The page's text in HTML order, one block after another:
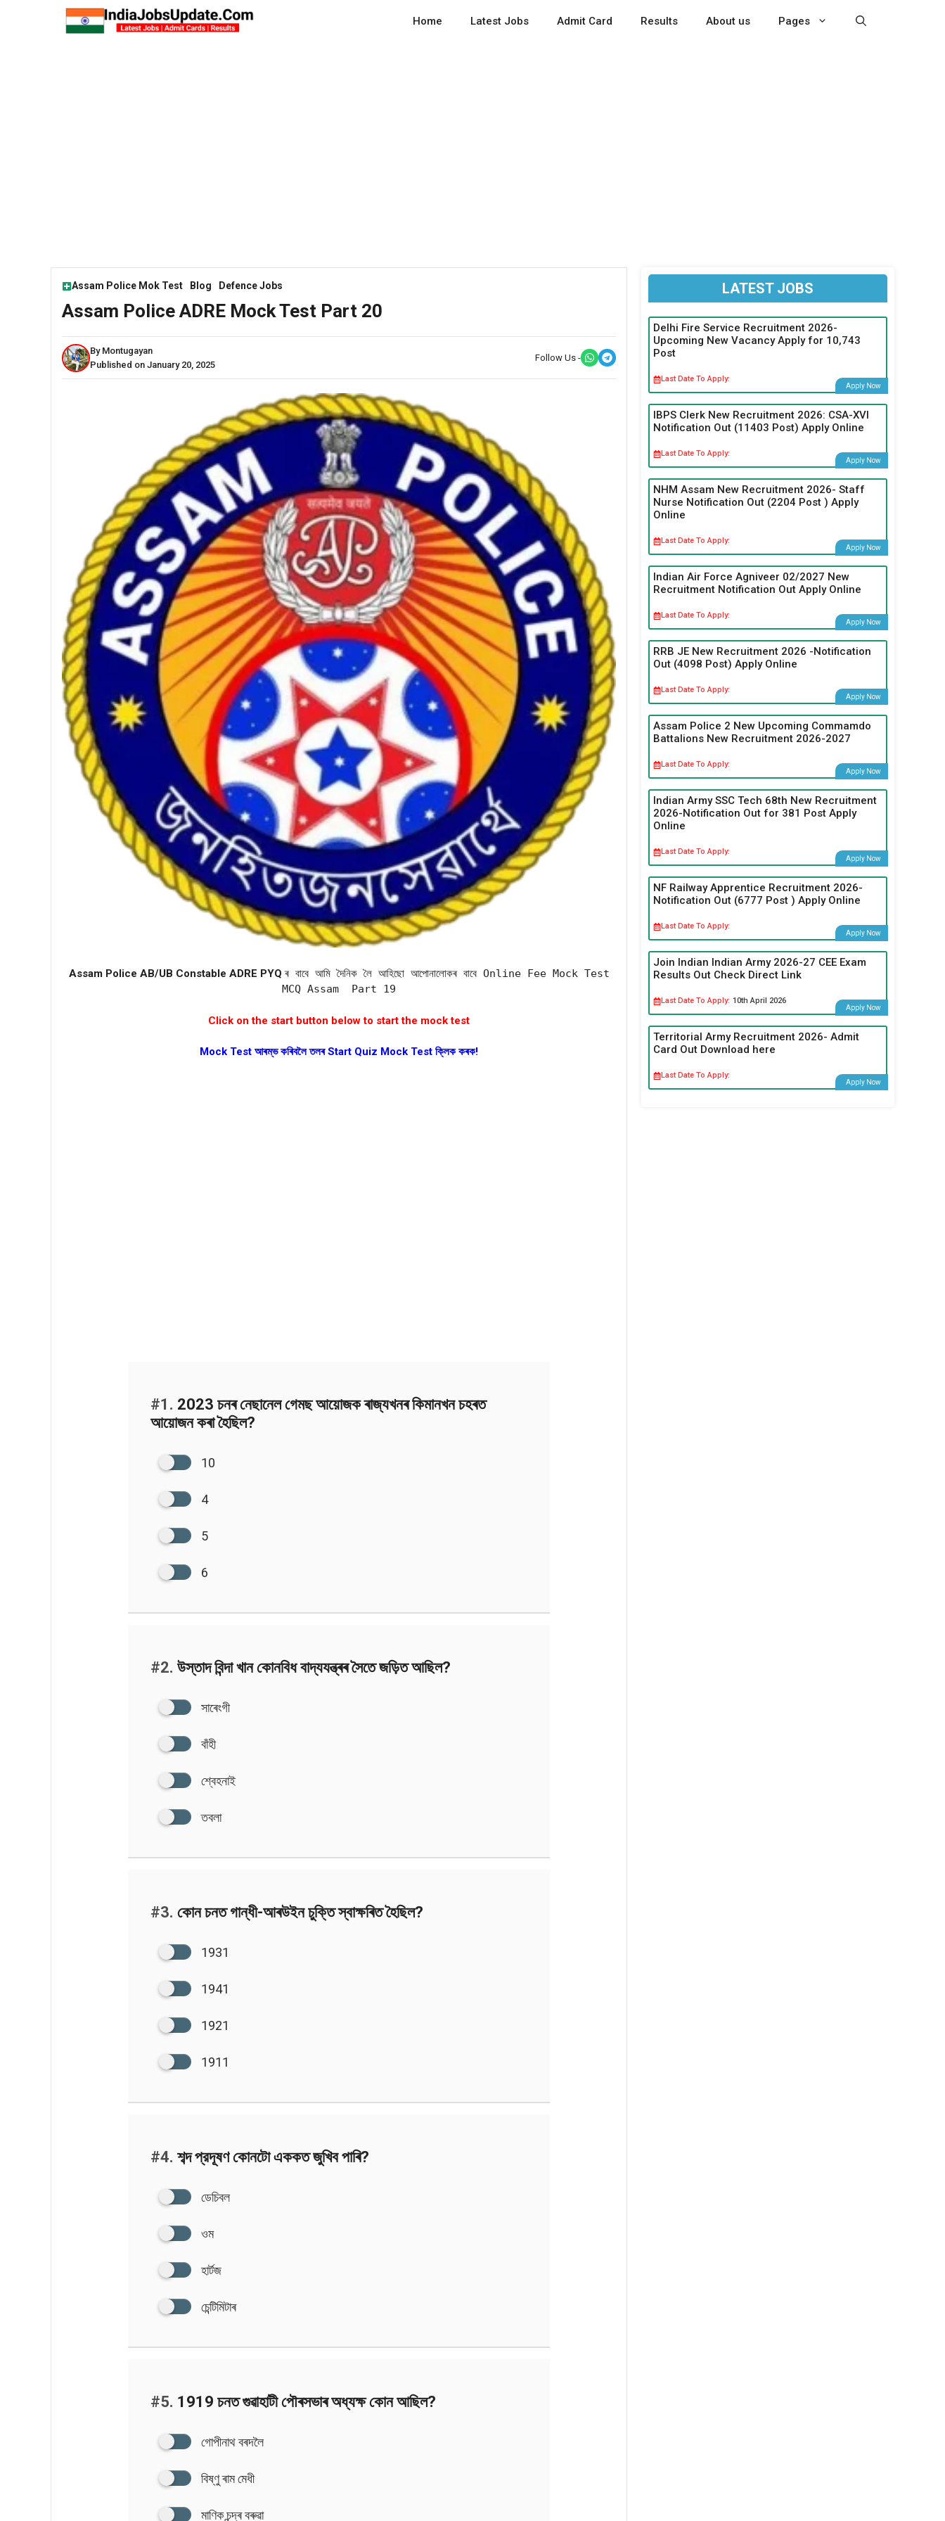
Home Latest Jobs Admit Card Results About us Pages
Assam Police Mok Test Blog Defence Jobs
Assam Police ADRE Mock Test Part 20
By Montugayan
Published on January 20, 2025
Follow Us -
Assam Police AB/UB Constable ADRE PYQৰ বাবে আমি দৈনিক লৈ আহিছো আপোনালোকৰ বাবে Online Fee Mock Test
MCQ Assam Part 19
Click on the start button below to start the mock test
Mock Test আৰম্ভ কৰিবলৈ তলৰ Start Quiz Mock Test ক্লিক কৰক!
#1. 2023 চনৰ নেছানেল গেমছ আয়োজক ৰাজ্যখনৰ কিমানখন চহৰত
আয়োজন কৰা হৈছিল?
10
4
5
6
#2. উস্তাদ বিন্দা খান কোনবিধ বাদ্যযন্ত্ৰৰ সৈতে জড়িত আছিল?
সাৰেংগী
বাঁহী
শ্বেহনাই
তবলা
#3. কোন চনত গান্ধী-আৰউইন চুক্তি স্বাক্ষৰিত হৈছিল?
1931
1941
1921
1911
#4. শব্দ প্রদূষণ কোনটো এককত জুখিব পাৰি?
ডেচিবল
ওম
হার্টজ
চেন্টিমিটাৰ
#5. 1919 চনত গুৱাহাটী পৌৰসভাৰ অধ্যক্ষ কোন আছিল?
গোপীনাথ বৰদলৈ
বিষ্ণু ৰাম মেধী
মাণিক চন্দ্ৰ বৰুৱা
LATEST JOBS
Delhi Fire Service Recruitment 2026-
Upcoming New Vacancy Apply for 10,743
Post
Last Date To Apply:
Apply Now
IBPS Clerk New Recruitment 2026: CSA-XVI
Notification Out (11403 Post) Apply Online
Last Date To Apply:
Apply Now
NHM Assam New Recruitment 2026- Staff
Nurse Notification Out (2204 Post ) Apply
Online
Last Date To Apply:
Apply Now
Indian Air Force Agniveer 02/2027 New
Recruitment Notification Out Apply Online
Last Date To Apply:
Apply Now
RRB JE New Recruitment 2026 -Notification
Out (4098 Post) Apply Online
Last Date To Apply:
Apply Now
Assam Police 2 New Upcoming Commamdo
Battalions New Recruitment 2026-2027
Last Date To Apply:
Apply Now
Indian Army SSC Tech 68th New Recruitment
2026-Notification Out for 381 Post Apply
Online
Last Date To Apply:
Apply Now
NF Railway Apprentice Recruitment 2026-
Notification Out (6777 Post ) Apply Online
Last Date To Apply:
Apply Now
Join Indian Indian Army 2026-27 CEE Exam
Results Out Check Direct Link
Last Date To Apply: 10th April 2026
Apply Now
Territorial Army Recruitment 2026- Admit
Card Out Download here
Last Date To Apply:
Apply Now